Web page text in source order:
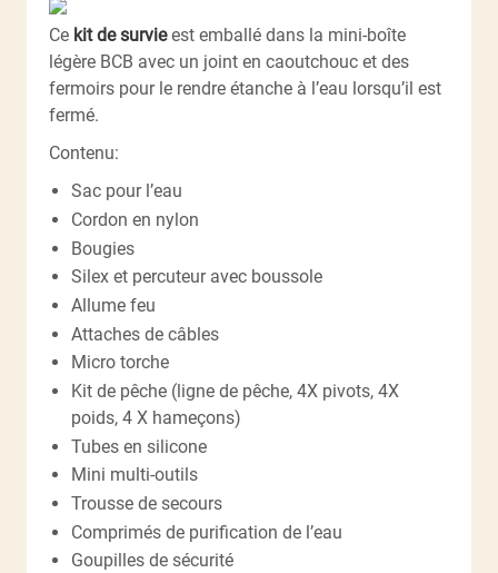
Ce kit de survieest emballé dans la mini-boîte
légère BCB avec un joint en caoutchouc et des
fermoirs pour le rendre étanche à l’eau lorsqu’il est
fermé.
Contenu:
Sac pour l’eau
Cordon en nylon
Bougies
Silex et percuteur avec boussole
Allume feu
Attaches de câbles
Micro torche
Kit de pêche (ligne de pêche, 4X pivots, 4X
poids, 4 X hameçons)
Tubes en silicone
Mini multi-outils
Trousse de secours
Comprimés de purification de l’eau
Goupilles de sécurité